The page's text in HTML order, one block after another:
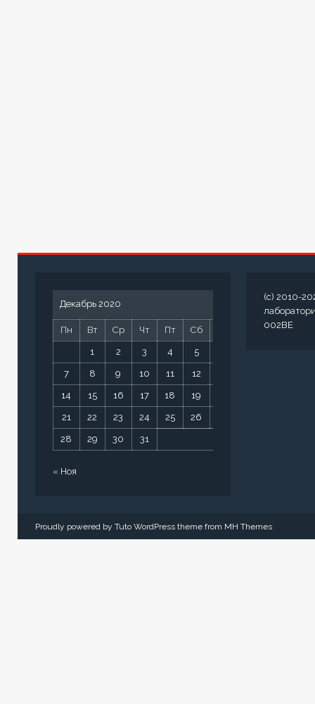
Декабрь 2020
Пн Вт Ср Чт Пт Сб
1 2 3 4 5
7 8 9 10 11 12
14 15 16 17 18 19
21 22 23 24 25 26
28 29 30 31
« Ноя
(c) 2010-
002BE
Proudly powered by Tuto WordPress theme from MH Themes